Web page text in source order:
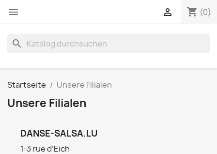
 shopping_cart (0)

search
Startseite Unsere Filialen
Unsere Filialen
DANSE-SALSA.LU
1-3 rue d’Eich